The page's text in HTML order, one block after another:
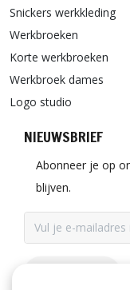
Snickers werkkleding
Werkbroeken
Korte werkbroeken
Werkbroek dames
Logo studio
NIEUWSBRIEF
Abonneer je op
blijven.